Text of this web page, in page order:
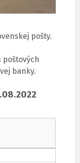
pošty.
poštových
banky.